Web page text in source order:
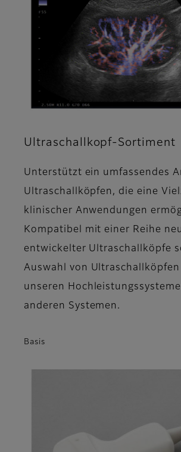
Ultraschallkopf-Sortiment
Unterstützt ein umfassendes
Ultraschallköpfen, die eine
klinischer Anwendungen
Kompatibel mit einer Reihe neu
entwickelter Ultraschallköpfe
Auswahl von Ultraschallköpfen
unseren
anderen Systemen.
Basis